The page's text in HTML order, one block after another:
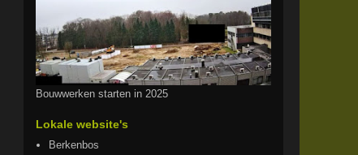
Bouwwerken starten in 2025
Lokale website's
Berkenbos